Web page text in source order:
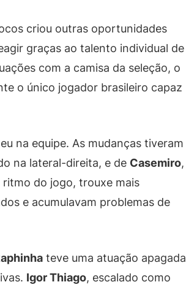
criou outras oportunidades
graças ao talento individual de
com a camisa da seleção, o
o único jogador brasileiro capaz
na equipe. As mudanças tiveram
na lateral-direita, e de Casemiro,
do jogo, trouxe mais
e acumulavam problemas de
teve uma atuação apagada
Igor Thiago, escalado como